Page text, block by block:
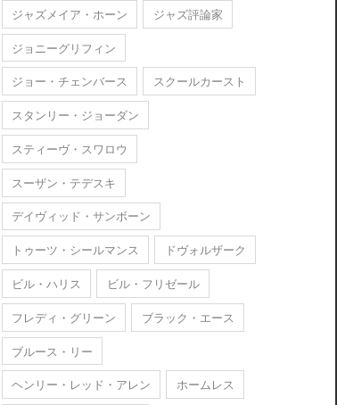
ジャズメイア・ホーン
ジャズ評論家
ジョニーグリフィン
ジョー・チェンバース
スクールカースト
スタンリー・ジョーダン
スティーヴ・スワロウ
スーザン・テデスキ
デイヴィッド・サンボーン
トゥーツ・シールマンス
ドヴォルザーク
ビル・ハリス
ビル・フリゼール
フレディ・グリーン
ブラック・エース
ブルース・リー
ヘンリー・レッド・アレン
ホームレス